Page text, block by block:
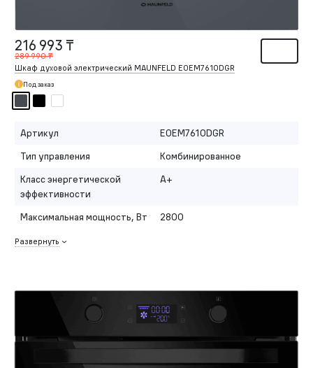
216 993 ₸
289 990 ₸
Шкаф духовой электрический MAUNFELD EOEM7610DGR
Под заказ
Артикул
EOEM7610DGR
Тип управления
Комбинированное
Класс энергетической
эффективности
A+
Максимальная мощность, Вт 2800
Развернуть